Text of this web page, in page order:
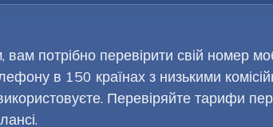
потрібно перевірити свій номер
в 150 країнах з низькими
Перевіряйте тарифи